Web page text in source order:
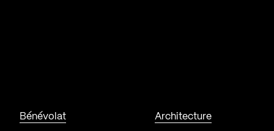
Bénévolat Architecture